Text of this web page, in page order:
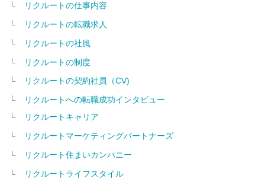
リクルートの仕事内容
リクルートの転職求人
リクルートの社風
リクルートの制度
リクルートの契約社員（CV)
リクルートへの転職成功インタビュー
リクルートキャリア
リクルートマーケティングパートナーズ
リクルート住まいカンパニー
リクルートライフスタイル